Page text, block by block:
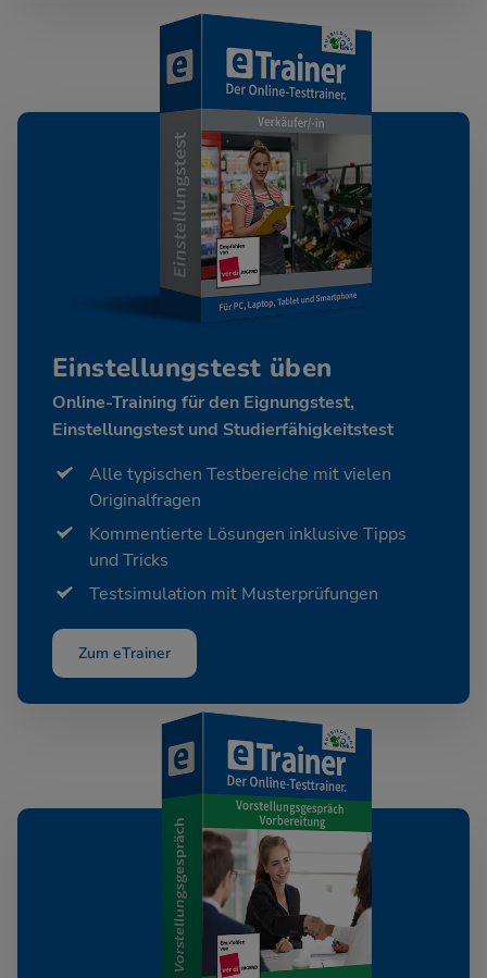
Einstellungstest üben
Online-Training für den Eignungstest,
Einstellungstest und Studierfähigkeitstest
Alle typischen Testbereiche mit vielen
Originalfragen
Kommentierte Lösungen inklusive Tipps
und Tricks
Testsimulation mit Musterprüfungen
Zum eTrainer